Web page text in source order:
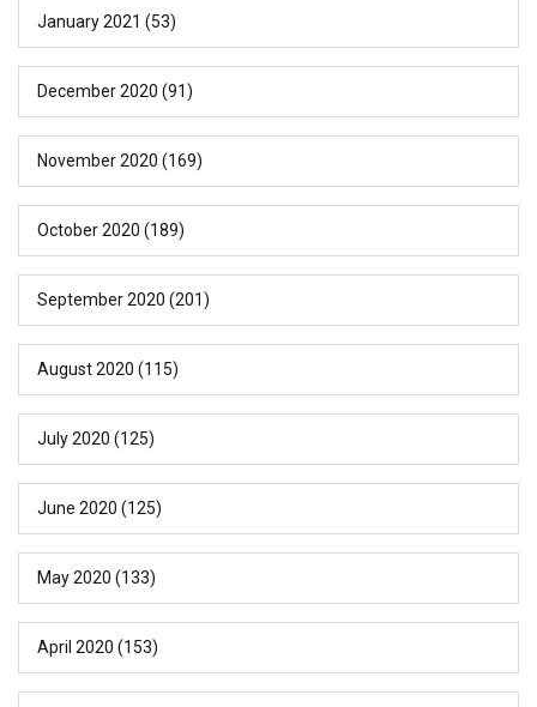
January 2021 (53)
December 2020 (91)
November 2020 (169)
October 2020 (189)
September 2020 (201)
August 2020 (115)
July 2020 (125)
June 2020 (125)
May 2020 (133)
April 2020 (153)